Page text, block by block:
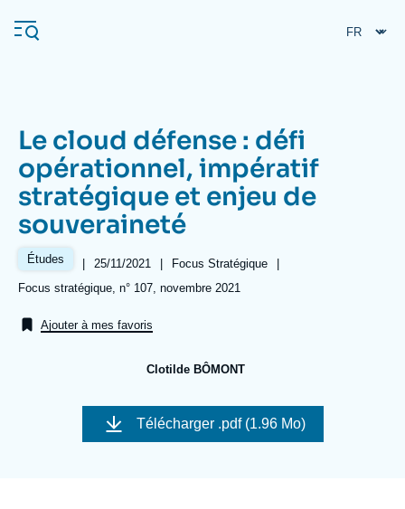
au
contenu
Navigation
principale
L'Ifri
Analyses
Événements
Se connecter
À propos de l'Ifri
L'Ifri en bref
Recherches fréquentes
Le cloud défense : défi
opérationnel, impératif
stratégique et enjeu de
souveraineté
Études |
Date
publication
25/11/2021 |
Référence
taxonomie
Focus Stratégique
|
Références
Focus stratégique, n° 107, novembre 2021
Ajouter à mes favoris
Clotilde BÔMONT
Image
couverture
Télécharger .pdf (1.96 Mo)